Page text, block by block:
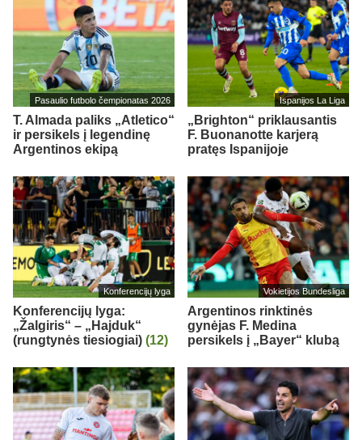
Pasaulio futbolo čempionatas 2026
T. Almada paliks „Atletico“
ir persikels į legendinę
Argentinos ekipą
Ispanijos La Liga
„Brighton“ priklausantis
F. Buonanotte karjerą
pratęs Ispanijoje
Konferencijų lyga
Konferencijų lyga:
„Žalgiris“ – „Hajduk“
(rungtynės tiesiogiai) (12)
Vokietijos Bundesliga
Argentinos rinktinės
gynėjas F. Medina
persikels į „Bayer“ klubą